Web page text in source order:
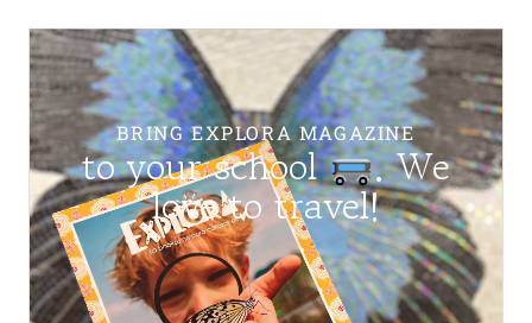
BRING EXPLORA MAGAZINE
to your school . We
love to travel!